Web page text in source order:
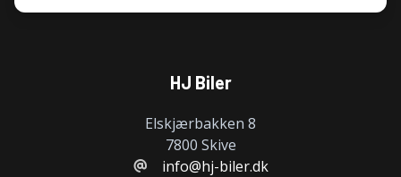
HJ Biler
Elskjærbakken 8
7800 Skive
info@hj-biler.dk